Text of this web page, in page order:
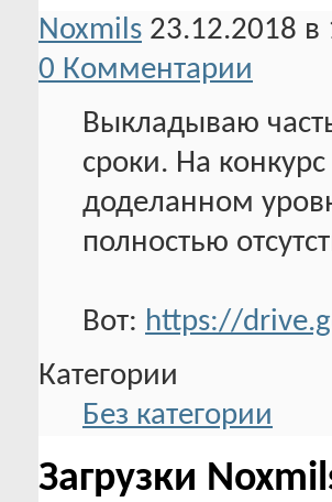
Noxmils 23.12.2018 в
0 Комментарии
Выкладываю
сроки. На
доделанном
полностью
Вот: https://
Категории
Без категории
Загрузки